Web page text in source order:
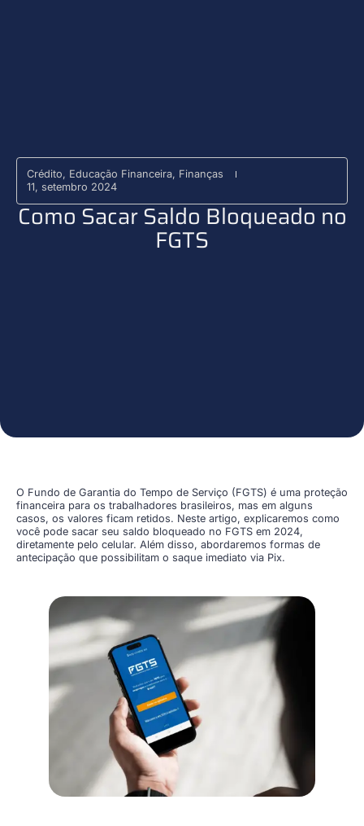
Crédito, Educação Financeira, Finanças
11, setembro 2024
Como Sacar Saldo Bloqueado no
FGTS
O Fundo de Garantia do Tempo de Serviço (FGTS) é uma proteção
financeira para os trabalhadores brasileiros, mas em alguns
casos, os valores ficam retidos. Neste artigo, explicaremos como
você pode sacar seu saldo bloqueado no FGTS em 2024,
diretamente pelo celular. Além disso, abordaremos formas de
antecipação que possibilitam o saque imediato via Pix.